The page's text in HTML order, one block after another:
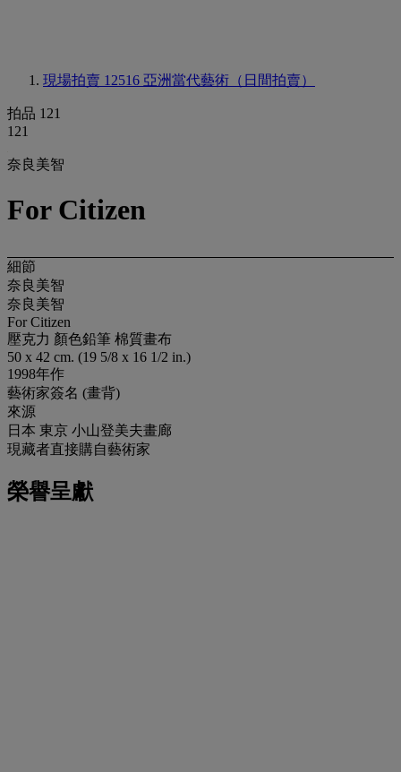
現場拍賣 12516 亞洲當代藝術（日間拍賣）
拍品 121
121
奈良美智
For Citizen
細節
奈良美智
奈良美智
For Citizen
壓克力 顏色鉛筆 棉質畫布
50 x 42 cm. (19 5/8 x 16 1/2 in.)
1998年作
藝術家簽名 (畫背)
來源
日本 東京 小山登美夫畫廊
現藏者直接購自藝術家
榮譽呈獻